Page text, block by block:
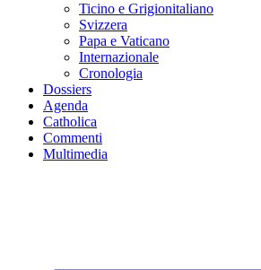
Ticino e Grigionitaliano
Svizzera
Papa e Vaticano
Internazionale
Cronologia
Dossiers
Agenda
Catholica
Commenti
Multimedia